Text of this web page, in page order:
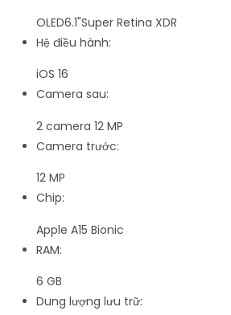
OLED6.1"Super Retina XDR
Hệ điều hành:
iOS 16
Camera sau:
2 camera 12 MP
Camera trước:
12 MP
Chip:
Apple A15 Bionic
RAM:
6 GB
Dung lượng lưu trữ: